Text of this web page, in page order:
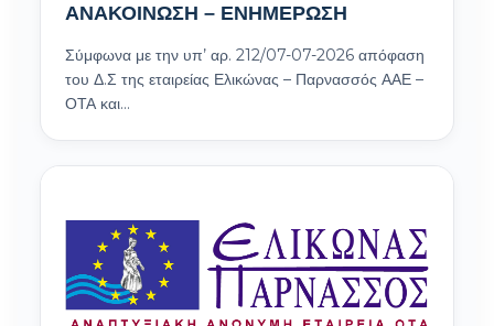
ΑΝΑΚΟΙΝΩΣΗ – ΕΝΗΜΕΡΩΣΗ
Σύμφωνα με την υπ’ αρ. 212/07-07-2026 απόφαση
του Δ.Σ της εταιρείας Ελικώνας – Παρνασσός ΑΑΕ –
ΟΤΑ και…